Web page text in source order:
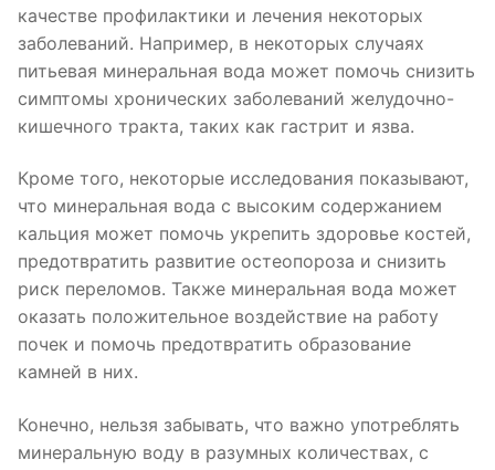
качестве профилактики и лечения некоторых
заболеваний. Например, в некоторых случаях
питьевая минеральная вода может помочь снизить
симптомы хронических заболеваний желудочно-
кишечного тракта, таких как гастрит и язва.
Кроме того, некоторые исследования показывают,
что минеральная вода с высоким содержанием
кальция может помочь укрепить здоровье костей,
предотвратить развитие остеопороза и снизить
риск переломов. Также минеральная вода может
оказать положительное воздействие на работу
почек и помочь предотвратить образование
камней в них.
Конечно, нельзя забывать, что важно употреблять
минеральную воду в разумных количествах, с